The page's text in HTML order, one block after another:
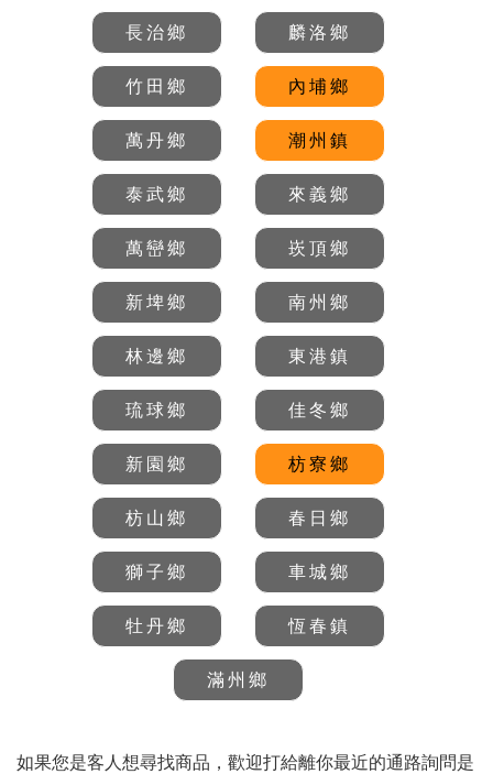
長治鄉 麟洛鄉
竹田鄉 內埔鄉
萬丹鄉 潮州鎮
泰武鄉 來義鄉
萬巒鄉 崁頂鄉
新埤鄉 南州鄉
林邊鄉 東港鎮
琉球鄉 佳冬鄉
新園鄉 枋寮鄉
枋山鄉 春日鄉
獅子鄉 車城鄉
牡丹鄉 恆春鎮
滿州鄉
如果您是客人想尋找商品，歡迎打給離你最近的通路詢問是